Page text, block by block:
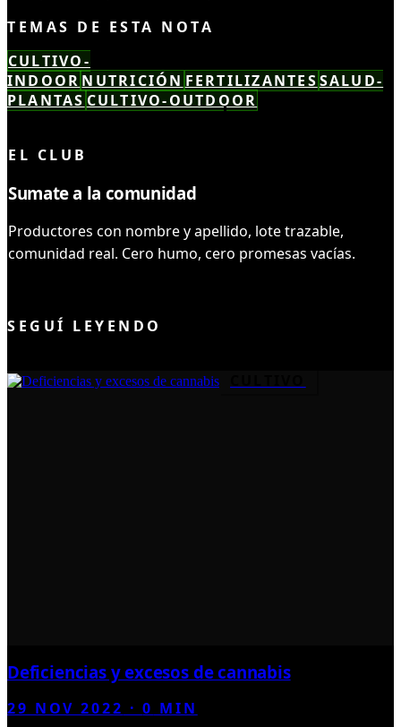
TEMAS DE ESTA NOTA
CULTIVO-
INDOOR NUTRICIÓN FERTILIZANTESSALUD-
PLANTAS CULTIVO-OUTDOOR
EL CLUB
Sumate a la comunidad
Productores con nombre y apellido, lote trazable,
comunidad real. Cero humo, cero promesas vacías.
SEGUÍ LEYENDO
Deficiencias y excesos de cannabis
29 NOV 2022 ·0 MIN